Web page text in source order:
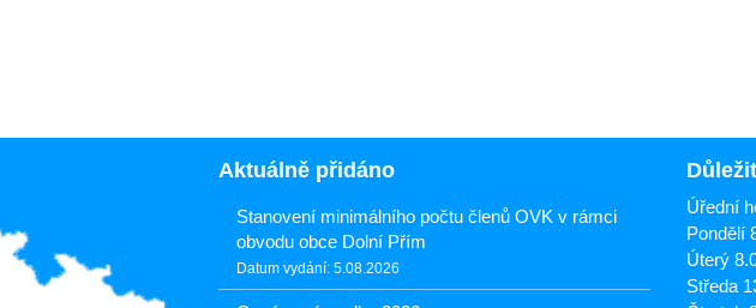
Aktuálně přidáno
Stanovení minimálního počtu členů OVK v rámci
obvodu obce Dolní Přím
Datum vydání: 5.08.2026
Úřední
Pondělí
Úterý
Středa